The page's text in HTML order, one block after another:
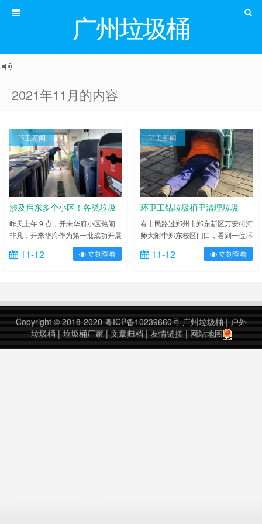
广州垃圾桶
2021年11月的内容
环卫新闻
涉及启东多个小区！各类垃圾
你“拎得清”吗？
昨天上午 9 点，开来华府小区热闹
非凡，开来华府作为第一批成功开展
垃圾分类的试点小区之一，南城区街
道办联合市城管局组织现场观摩会，
18 个社区的社区主任及部分物业公
圾分类，原本散布在小区各处的露天
垃圾桶不见踪影，取而代之的是 4
个垃圾分类收集屋。如今，垃圾分类
收集屋周边干净如新，没有异……
11-12 立刻查看
环卫新闻
环卫工钻垃圾桶里清理垃圾
有市民路过郑州市郑东新区万安街河
师大附中郑东校区门口，看到一位环
卫工人在凛冽寒风中清理路边的垃圾
桶。因垃圾桶桶体过深，双手无法触
及桶底，环卫工趴在地上，半截身体
圾桶的桶壁…… 30 秒、40 秒
过去了，这位“橘黄马甲”开始时断时
续的咳嗽。一分钟、两分钟过去了，
他开始连续做呕、咳嗽……垃圾桶
里……
11-12 立刻查看
Copyright © 2018-2020 粤ICP备10239660号 广州垃圾桶| 户外
垃圾桶| 垃圾桶厂家 | 文章归档 | 友情链接| 网站地图